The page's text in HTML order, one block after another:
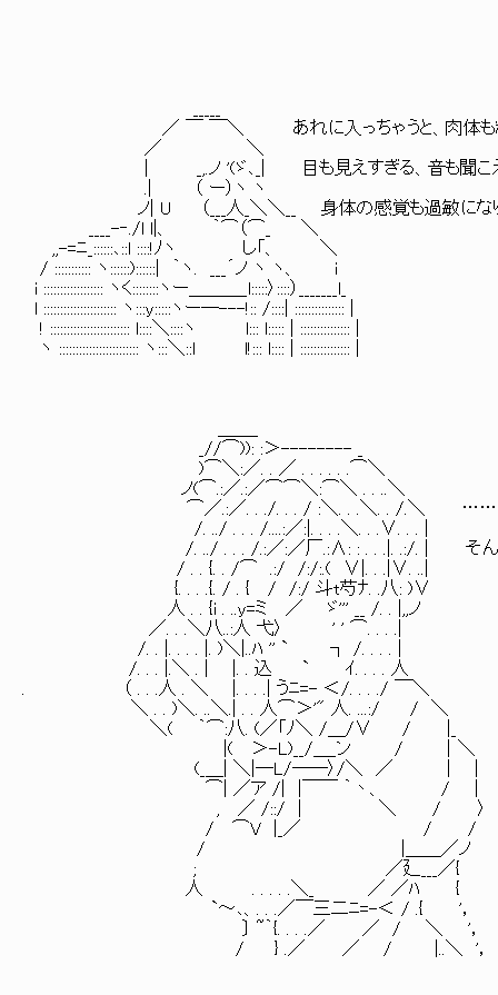
／ ￣ ￣＼ あれに入っちゃうと、肉体も精神も
／ ＼
| _,.ノ '(ゞ､_| 目も見えすぎる、音も聞こえすぎる
.| （ ー）ヽ ヽ
ノ| U （___人_＼＼__ 身体の感覚も過敏になりす
____-‐./l l|、 ｀⌒（⌒_ ＼
,,-=ﾆ_::::::､::l ::::!ﾉヽ し「、 ＼
/ ::::::::::: ヽ::::::)::::::| ｀ヽ. ___´ノ ヽ ヽ、 i
i :::::::::::::::::: ヽく::::::::ヽー＿＿＿_l:::::〉::::）_______l_
l :::::::::::::::::::::: ヽ:::y:::::ヽー―---!:: /::::| ::::::::::::::: |
! :::::::::::::::::::::::: l::::＼::::ヽ l::: l::::: | ::::::::::::::: |
ヽ :::::::::::::::::::::::: ヽ:::＼::l l!::: l:::: | ::::::::::::::: |
_//⌒)): :＞-------- _
)⌒＼:／. . ／ . . . . . .⌒＼
ノ(⌒.:／.:／⌒⌒＼:⌒＼ . . ..＼
⌒／.:／. . ./. . . / :＼. . .＼. . /.＼ ……す
/. ../ . . . /....:／:|. . . .＼. . .∨. . . |
/. ../ . . . /.:／:／厂.:∧: : . . .|. .:/. | そんな技を
/ . . {. . /⌒ .:/ /:/:.( ∨|. . .|∨. ..|
{. . . .{. / . { / /:/ 斗t芍ﾅ. .八: )∨
人 . . {i . ..y=ミ ／ ゞ''' __ /. . |,,ノ
／. . .＼八..:人 弋〉 ' ' ⌒. . . .|
/. . |. . . . |. )＼|..ﾊ '' ` ┐ /. . . . |
/. . . |.＼ . | |. . 込 ` ｲ. . . . 人
. （ . . .人 . ＼ |. . . .| うﾆ=- ＜/. . . ./ ￣＼
＼ . . )＼. ..＼.| . . 人⌒＞'" 人. ...:/ / ＼
＼( ｀⌒:八. (／「ﾉ＼ /＿/∨ / |_
|( ＞-L)__/＿_ン / ｜＼
(_＿| ＼|―L/――〉/＼ ／ | |
⌒| ／ア /| |￣￣ ｀丶、 / |
, ／ /::/ | ＼ / 〉
/ ⌒V |_／ / /
/ |＿＿／ノ
; ／廴___／{
人 . . . . .＼_ ／ ／ﾊ {
`～､、. . .／￣三二ﾆ=-＜ / .{ '，
〕 ~｀{. . . .／ ／ / ＼ '，
/ } .／ ／ / |..＼ '，